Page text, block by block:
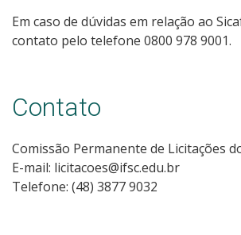
Em caso de dúvidas em relação ao
contato pelo telefone 0800 978 9001.
Contato
Comissão Permanente de Licitações
E-mail: licitacoes@ifsc.edu.br
Telefone: (48) 3877 9032